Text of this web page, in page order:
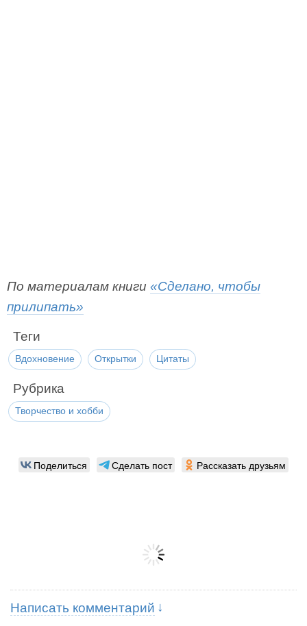
По материалам книги «Сделано, чтобы
прилипать»
Теги
Вдохновение Открытки Цитаты
Рубрика
Творчество и хобби
Поделиться Сделать пост Рассказать друзьям
Написать комментарий